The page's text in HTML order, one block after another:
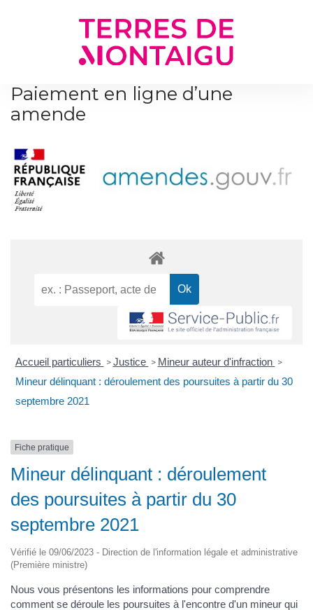
Paiement en ligne d’une
amende
Accueil particuliers > Justice > Mineur auteur d'infraction >
Mineur délinquant : déroulement des poursuites à partir du 30
septembre 2021
Fiche pratique
Mineur délinquant : déroulement
des poursuites à partir du 30
septembre 2021
Vérifié le 09/06/2023 - Direction de l'information légale et administrative
(Première ministre)
Nous vous présentons les informations pour comprendre
comment se déroule les poursuites à l'encontre d'un mineur qui